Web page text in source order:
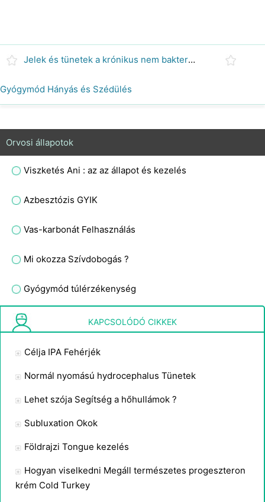
Jelek és tünetek a krónikus nem bakteriális prosztatagyulladás
Gyógymód Hányás és Szédülés
Orvosi állapotok
Viszketés Ani : az az állapot és kezelés
Azbesztózis GYIK
Vas-karbonát Felhasználás
Mi okozza Szívdobogás ?
Gyógymód túlérzékenység
Quadricept Patella Tendinitis Alternatív gyógyászat
KAPCSOLÓDÓ CIKKEK
Célja IPA Fehérjék
Normál nyomású hydrocephalus Tünetek
Lehet szója Segítség a hőhullámok ?
Subluxation Okok
Földrajzi Tongue kezelés
Hogyan viselkedni Megáll természetes progeszteron
krém Cold Turkey